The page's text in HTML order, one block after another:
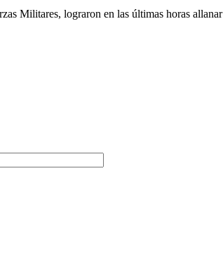
lograron en las últimas horas